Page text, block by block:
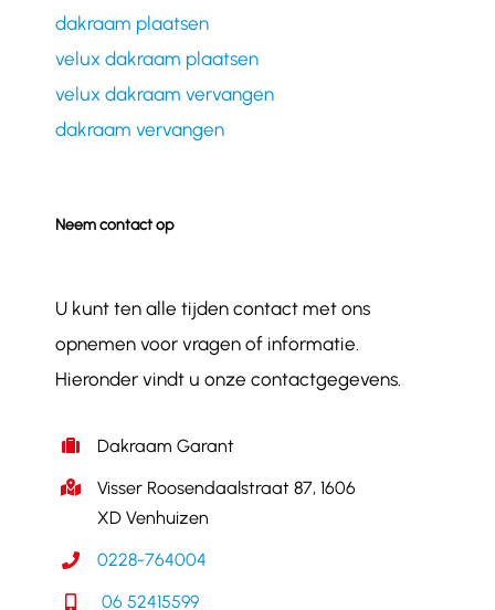
dakraam plaatsen
velux dakraam plaatsen
velux dakraam vervangen
dakraam vervangen
Neem contact op
U kunt ten alle tijden contact met ons
opnemen voor vragen of informatie.
Hieronder vindt u onze contactgegevens.
Dakraam Garant
Visser Roosendaalstraat 87, 1606
XD Venhuizen
0228-764004
06 52415599